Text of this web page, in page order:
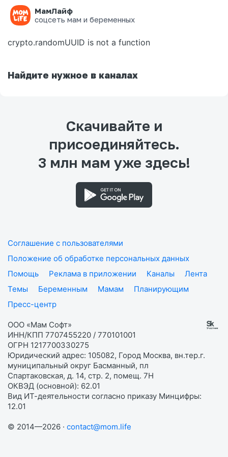
МамЛайф
соцсеть мам и беременных
Ошибка на странице
crypto.randomUUID is not a function
Найдите нужное в каналах
Скачивайте и
присоединяйтесь.
3 млн мам уже здесь!
Соглашение с пользователями
Положение об обработке персональных данных
Помощь
Реклама в приложении Каналы
Лента
Темы
Беременным Мамам
Планирующим
Пресс-центр
ООО «Мам Софт»
ИНН/КПП 7707455220 / 770101001
ОГРН 1217700330275
Юридический адрес: 105082, Город Москва, вн.тер.г.
муниципальный округ Басманный, пл
Спартаковская, д. 14, стр. 2, помещ. 7Н
ОКВЭД (основной): 62.01
Вид ИТ-деятельности согласно приказу Минцифры:
12.01
© 2014—2026 · contact@mom.life